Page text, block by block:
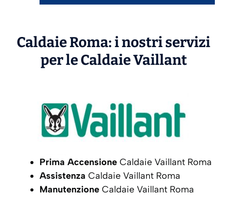
Caldaie Roma: i nostri servizi
per le CaldaieVaillant
Prima Accensione Caldaie Vaillant Roma
Assistenza Caldaie Vaillant Roma
Manutenzione Caldaie Vaillant Roma